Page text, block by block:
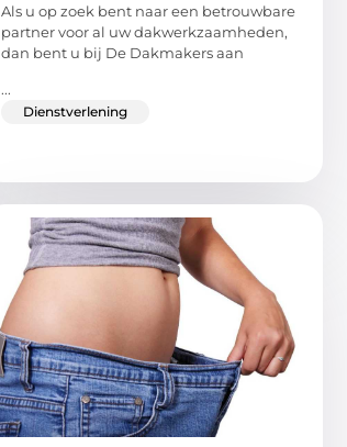
Als u op zoek bent naar een betrouwbare
partner voor al uw dakwerkzaamheden,
dan bent u bij De Dakmakers aan
...
Dienstverlening